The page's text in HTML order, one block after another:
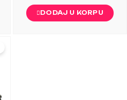
DODAJ U KORPU